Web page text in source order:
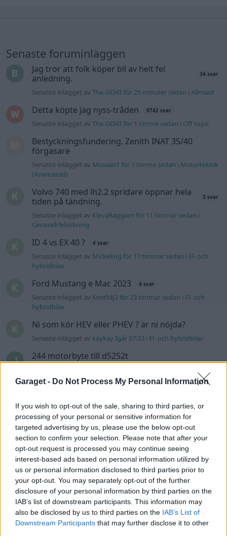
Garaget - Do Not Process My Personal Information
If you wish to opt-out of the sale, sharing to third parties, or
processing of your personal or sensitive information for
targeted advertising by us, please use the below opt-out
section to confirm your selection. Please note that after your
opt-out request is processed you may continue seeing
interest-based ads based on personal information utilized by
us or personal information disclosed to third parties prior to
your opt-out. You may separately opt-out of the further
disclosure of your personal information by third parties on the
IAB’s list of downstream participants. This information may
also be disclosed by us to third parties on the IAB’s List of
Downstream Participants that may further disclose it to other
Senaste foruminläggen
Jag tror att folk köper bil av helt fel
anledning.
34 svar
Senaste inlägget avThe-GOAT för 25 minuter sedan iAllmänt
Detta köpte jag nyss-tråden 9742 svar
Senaste inlägget avThe-GOAT för 1 timme sedan i Off topic
Bestyckningsfundering. Zenith INAT 35/40
förgasare
Senaste inlägget av Mossan1 för 1 timme sedan i Motorteknik
(Avancerad)
Volvo 740 med lh2.2 spridare öppnar hela
tiden på tändning.
2 svar
Senaste inlägget av KlevaRaggarn för 11 timmar sedan i
Generell felsökning
ID 4 vs EX 40 ? 4 svar
Senaste inlägget av MickeEng för 17 timmar sedan i El- och
hybridbilar
Ford Mustang e Mac 2023 4 svar
Senaste inlägget av KenthIJ2 för 23 timmar sedan i El- och
hybridbilar
Ni som kör HEV eller PHEV ? är ni nöjda?
Senaste inlägget av kaykay Igår 07:23 i El- och hybridbilar
244 motorbyte till d5252t
(Avancerad)
Senaste inlägget av The-GOAT torsdag 20:54i Generell
felsökning
Man man ha mindre ström till
Motorvärmare?
Senaste inlägget avBilFixare torsdag 14:37iEl- och hybridbilar
Senaste projektinläggen
Puttelitens projekt Audi S2 Avant. Back
to basic. + garagefix.
900 svar
Senaste inlägget av Putteliten för 13 timmar sedani Projekt